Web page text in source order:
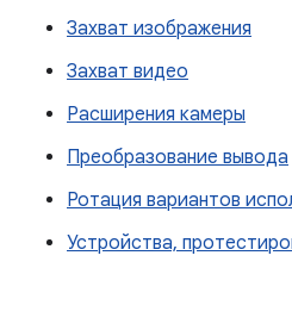
Захват изображения
Захват видео
Расширения камеры
Преобразование вывода
Ротация вариантов
Устройства,